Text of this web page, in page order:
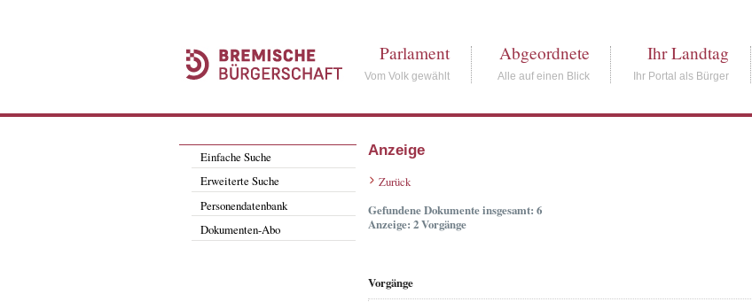
Parlament
Vom Volk gewählt
Abgeordnete
Alle auf einen Blick
Ihr Landtag
Ihr Portal als Bürger
Einfache Suche
Erweiterte Suche
Personendatenbank
Dokumenten-Abo
Anzeige
Zurück
Gefundene Dokumente insgesamt: 6
Anzeige: 2 Vorgänge
Vorgänge